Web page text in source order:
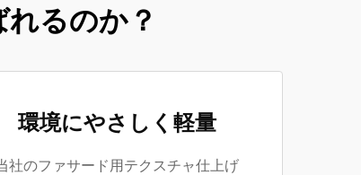
るのか？
環境にやさしく軽量
社のファサード用テクスチャ仕上げ